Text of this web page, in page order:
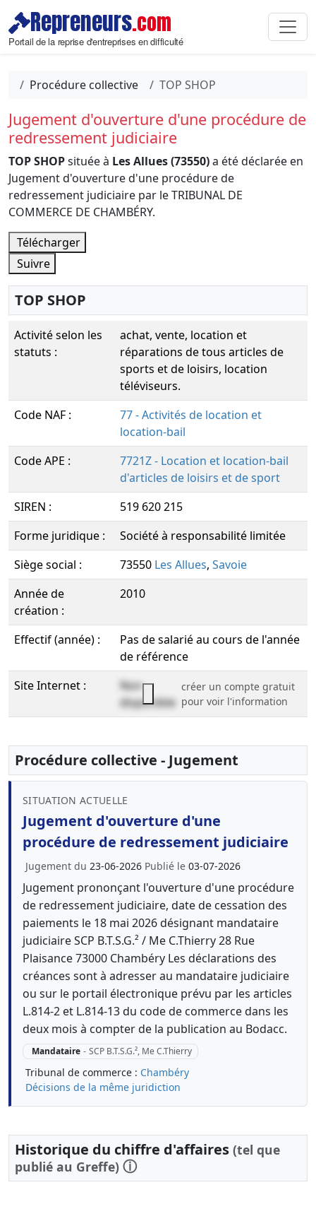
Repreneurs.com
Portail de la reprise d'entreprises en difficulté
Procédure collective TOP SHOP
Jugement d'ouverture d'une procédure de
redressement judiciaire
TOP SHOPsituée à Les Allues (73550)a été déclarée en
Jugement d'ouverture d'une procédure de
redressement judiciaire par le TRIBUNAL DE
COMMERCE DE CHAMBÉRY.
Télécharger
Suivre
TOP SHOP
Activité selon les
statuts :
achat, vente, location et
réparations de tous articles de
sports et de loisirs, location
téléviseurs.
Code NAF :
77 - Activités de location et
location-bail
Code APE :
7721Z - Location et location-bail
d'articles de loisirs et de sport
SIREN :
519 620 215
Forme juridique :
Société à responsabilité limitée
Siège social :
73550 Les Allues, Savoie
Année de
création :
2010
Effectif (année) :
Pas de salarié au cours de l'année
de référence
Site Internet :
Non
disponible
créer un compte gratuit
pour voir l'information
Procédure collective - Jugement
SITUATION ACTUELLE
Jugement d'ouverture d'une
procédure de redressement judiciaire
Jugement du 23-06-2026 Publié le 03-07-2026
Jugement prononçant l'ouverture d'une procédure
de redressement judiciaire, date de cessation des
paiements le 18 mai 2026 désignant mandataire
judiciaire SCP B.T.S.G.² / Me C.Thierry 28 Rue
Plaisance 73000 Chambéry Les déclarations des
créances sont à adresser au mandataire judiciaire
ou sur le portail électronique prévu par les articles
L.814-2 et L.814-13 du code de commerce dans les
deux mois à compter de la publication au Bodacc.
Mandataire - SCP B.T.S.G.², Me C.Thierry
Tribunal de commerce : Chambéry
Décisions de la même juridiction
Historique du chiffre d'affaires (tel que
publié au Greffe) ⓘ